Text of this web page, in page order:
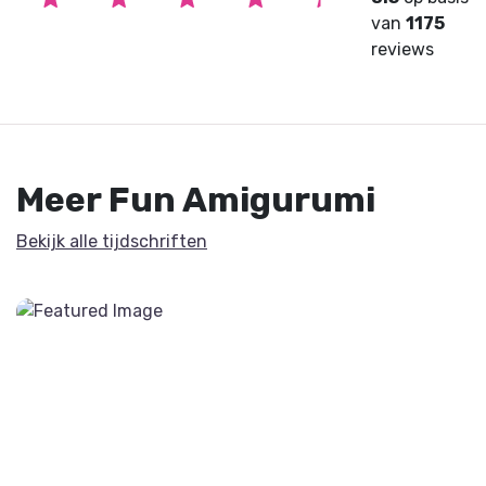
van1175
reviews
Meer Fun Amigurumi
Bekijk alle tijdschriften